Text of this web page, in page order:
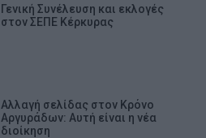
Γενική Συνέλευση και εκλογές
στον ΣΕΠΕ Κέρκυρας
Αλλαγή σελίδας στον Κρόνο
Αργυράδων: Αυτή είναι η νέα
διοίκηση